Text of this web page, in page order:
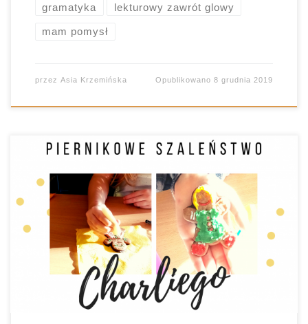
gramatyka lekturowy zawrót glowy
mam pomysł
przez Asia Krzemińska Opublikowano8 grudnia 2019
szkole podstawowej? Za wszystkie szaleństwa,
które mogę realizować w ramach zajęć! W myśl
zasady: im starsi uczniowie, tym mniej
spektakularnych aktywności można podejmować
😉 lekturowe szaleństwa “Charlie i fabryka
czekolady”. Jedna z moich ulubionych lektur. Nic
więc dziwnego, że po raz […]